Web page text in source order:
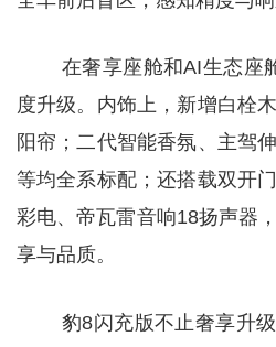
在奢享座舱和AI生态座
度升级。内饰上，新增白栓
阳帘；二代智能香氛、主驾
等均全系标配；还搭载双开
彩电、帝瓦雷音响18扬声器
享与品质。
豹8闪充版不止奢享升